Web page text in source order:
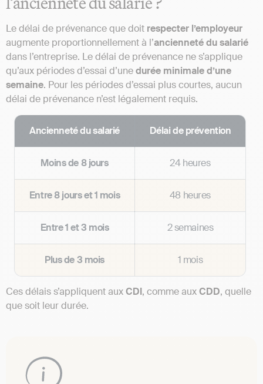
Le délai de prévenance que doit respecter l’employeur
augmente proportionnellement à l’ancienneté du salarié
dans l’entreprise. Le délai de prévenance ne s’applique
qu’aux périodes d’essai d’unedurée minimale d’une
semaine. Pour les périodes d’essai plus courtes, aucun
délai de prévenance n’est légalement requis.
Ancienneté du salarié Délai de prévention
Moins de 8 jours 24 heures
Entre 8 jours et 1 mois 48 heures
Entre 1 et 3 mois 2 semaines
Plus de 3 mois 1 mois
Ces délais s’appliquent auxCDI, comme auxCDD, quelle
que soit leur durée.